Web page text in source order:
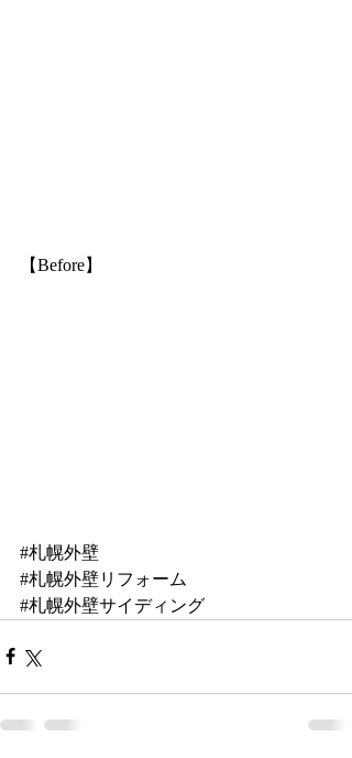
【Before】
#札幌外壁
#札幌外壁リフォーム
#札幌外壁サイディング